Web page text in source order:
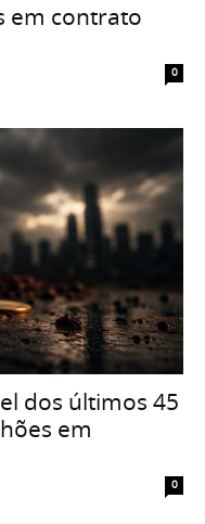
em contrato
0
dos últimos 45
em
0